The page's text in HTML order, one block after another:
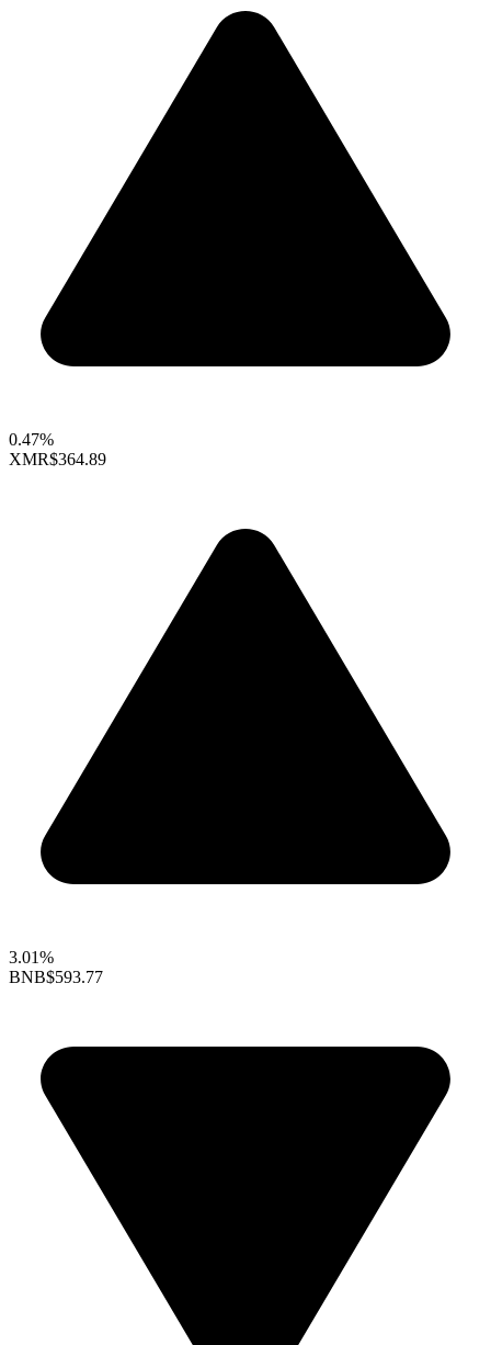
0.47%
XMR$364.89
3.01%
BNB$593.77